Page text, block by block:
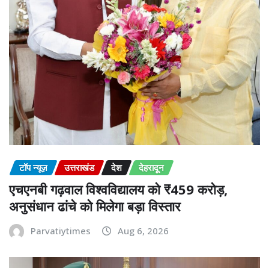
टॉप न्यूज़ उत्तराखंड देश देहरादून
एचएनबी गढ़वाल विश्वविद्यालय को ₹459 करोड़,
अनुसंधान ढांचे को मिलेगा बड़ा विस्तार
Parvatiytimes Aug 6, 2026